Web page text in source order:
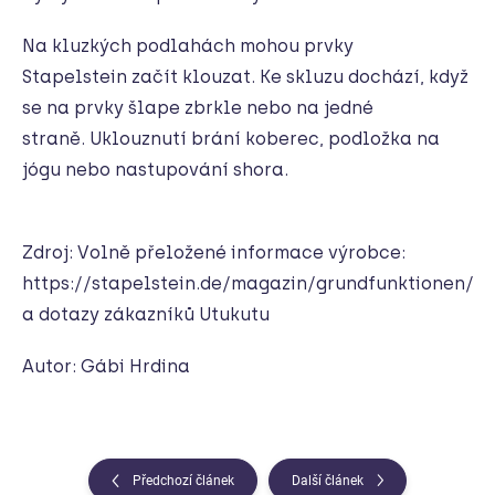
Na kluzkých podlahách mohou prvky
Stapelstein začít klouzat. Ke skluzu dochází, když
se na prvky šlape zbrkle nebo na jedné
straně. Uklouznutí brání koberec, podložka na
jógu nebo nastupování shora.
Zdroj: Volně přeložené informace výrobce:
https://stapelstein.de/magazin/grundfunktionen/
a dotazy zákazníků Utukutu
Autor: Gábi Hrdina
Předchozí článek Další článek